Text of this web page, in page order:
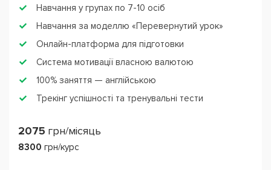
Навчання у групах по 7-10 осіб
Навчання за моделлю «Перевернутий урок»
Онлайн-платформа для підготовки
Система мотивації власною валютою
100% заняття — англійською
Трекінг успішності та тренувальні тести
2075 грн/місяць
8300 грн/курс